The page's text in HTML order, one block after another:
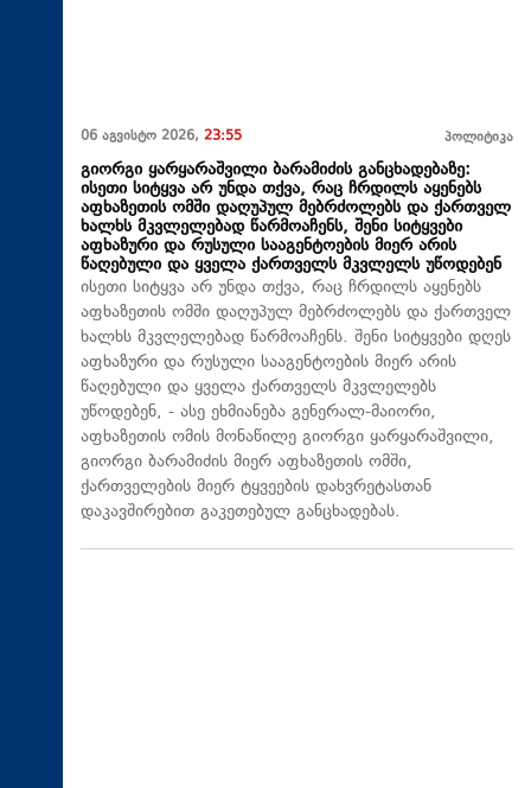
06 აგვისტო 2026, 23:55 პოლიტიკა
გიორგი ყარყარაშვილი ბარამიძის განცხადებაზე:
ისეთი სიტყვა არ უნდა თქვა, რაც ჩრდილს აყენებს
აფხაზეთის ომში დაღუპულ მებრძოლებს და ქართველ
ხალხს მკვლელებად წარმოაჩენს, შენი სიტყვები
აფხაზური და რუსული სააგენტოების მიერ არის
წაღებული და ყველა ქართველს მკვლელს უწოდებენ
ისეთი სიტყვა არ უნდა თქვა, რაც ჩრდილს აყენებს
აფხაზეთის ომში დაღუპულ მებრძოლებს და ქართველ
ხალხს მკვლელებად წარმოაჩენს. შენი სიტყვები დღეს
აფხაზური და რუსული სააგენტოების მიერ არის
წაღებული და ყველა ქართველს მკვლელებს
უწოდებენ, - ასე ეხმიანება გენერალ-მაიორი,
აფხაზეთის ომის მონაწილე გიორგი ყარყარაშვილი,
გიორგი ბარამიძის მიერ აფხაზეთის ომში,
ქართველების მიერ ტყვეების დახვრეტასთან
დაკავშირებით გაკეთებულ განცხადებას.